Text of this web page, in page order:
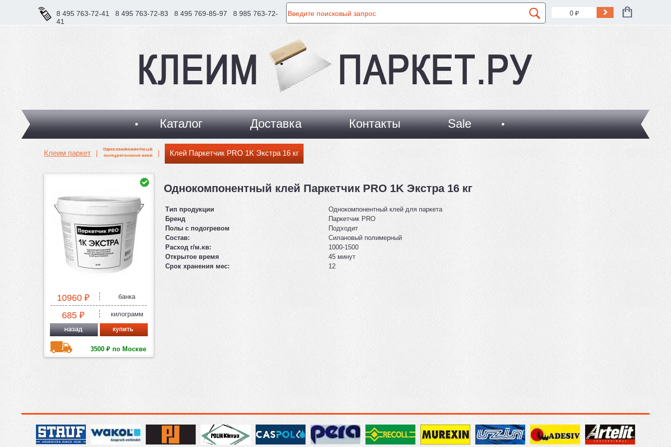
8 495 763-72-41 8 495 763-72-83 8 495 769-85-97
8 985 763-72-
41
0₽
Каталог Доставка Контакты Sale
Клеим паркет | | Клей Паркетчик PRO 1K Экстра 16 кг
10960 ₽ банка
685 ₽ килограмм
3500 ₽ по Москве
Однокомпонентный клей Паркетчик PRO 1K Экстра 16 кг
Тип продукции
Однокомпонентный клей для паркета
Бренд
Паркетчик PRO
Полы с подогревом
Подходит
Состав:
Силановый полимерный
Расход г/м.кв:
1000-1500
Открытое время
45 минут
Срок хранения мес:
12